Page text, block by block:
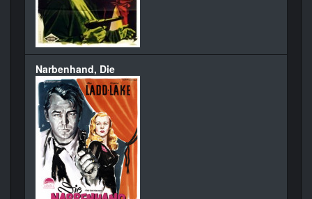
Narbenhand, Die